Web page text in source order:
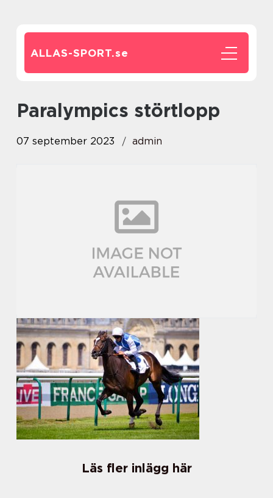
ALLAS-SPORT.se
paralympics störtlopp
07 september 2023 admin
Läs fler inlägg här